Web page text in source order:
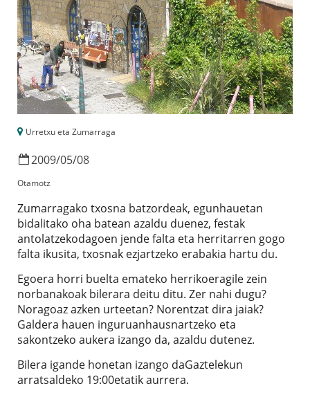
Urretxu eta Zumarraga
2009/05/08
Otamotz
Zumarragako txosna batzordeak, egunhauetan
bidalitako oha batean azaldu duenez, festak
antolatzekodagoen jende falta eta herritarren gogo
falta ikusita, txosnak ezjartzeko erabakia hartu du.
Egoera horri buelta emateko herrikoeragile zein
norbanakoak bilerara deitu ditu. Zer nahi dugu?
Noragoaz azken urteetan? Norentzat dira jaiak?
Galdera hauen inguruanhausnartzeko eta
sakontzeko aukera izango da, azaldu dutenez.
Bilera igande honetan izango daGaztelekun
arratsaldeko 19:00etatik aurrera.